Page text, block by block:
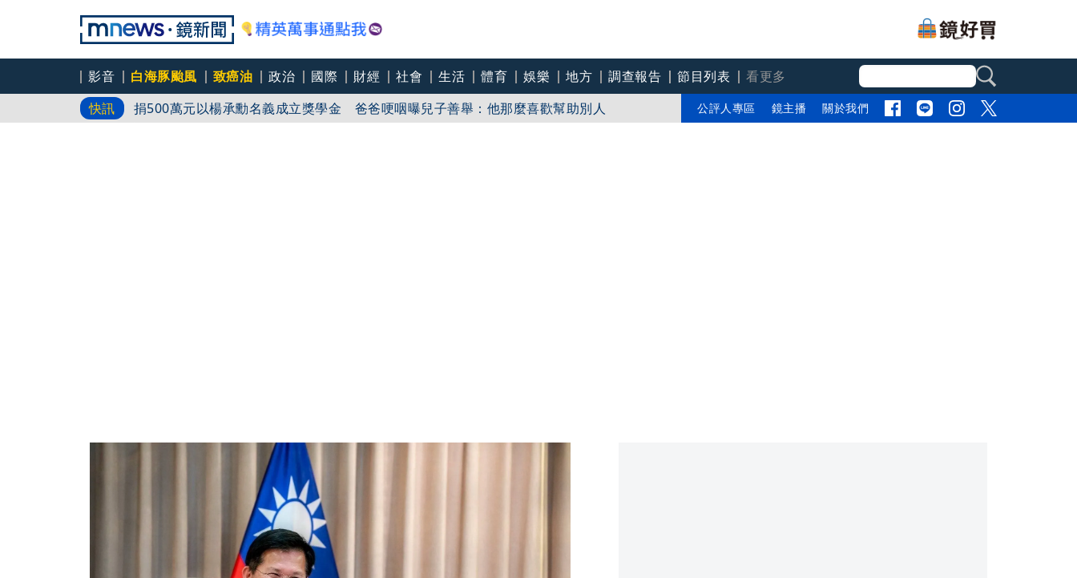
影音 白海豚颱風 致癌油 政治 國際 財經 社會 生活 體育 娛樂 地方 調查報告 節目列表
看更多
快訊
捐500萬元以楊承勳名義成立獎學金 爸爸哽咽曝兒子善舉：他那麼喜歡幫助別人
夏莉絲虐童爭議未歇！簡書培爆托嬰中心冰箱藏過期食材 社會局稽查「業者竟已現場等
公評人專區 鏡主播 關於我們